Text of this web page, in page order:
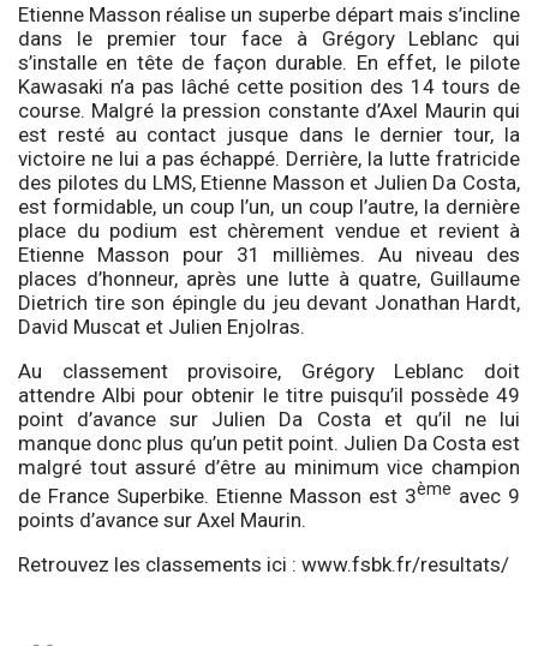
Etienne Masson réalise un superbe départ mais s’incline
dans le premier tour face à Grégory Leblanc qui
s’installe en tête de façon durable. En effet, le pilote
Kawasaki n’a pas lâché cette position des 14 tours de
course. Malgré la pression constante d’Axel Maurin qui
est resté au contact jusque dans le dernier tour, la
victoire ne lui a pas échappé. Derrière, la lutte fratricide
des pilotes du LMS, Etienne Masson et Julien Da Costa,
est formidable, un coup l’un, un coup l’autre, la dernière
place du podium est chèrement vendue et revient à
Etienne Masson pour 31 millièmes. Au niveau des
places d’honneur, après une lutte à quatre, Guillaume
Dietrich tire son épingle du jeu devant Jonathan Hardt,
David Muscat et Julien Enjolras.
Au classement provisoire, Grégory Leblanc doit
attendre Albi pour obtenir le titre puisqu’il possède 49
point d’avance sur Julien Da Costa et qu’il ne lui
manque donc plus qu’un petit point. Julien Da Costa est
malgré tout assuré d’être au minimum vice champion
de France Superbike. Etienne Masson est 3ème avec 9
points d’avance sur Axel Maurin.
Retrouvez les classements ici : www.fsbk.fr/resultats/